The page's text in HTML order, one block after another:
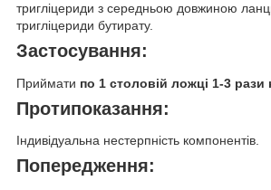
тригліцериди з середньою довжиною
тригліцериди бутирату.
Застосування:
Приймати по 1 столовій ложці 1-3 рази
Протипоказання:
Індивідуальна нестерпність компонентів.
Попередження: